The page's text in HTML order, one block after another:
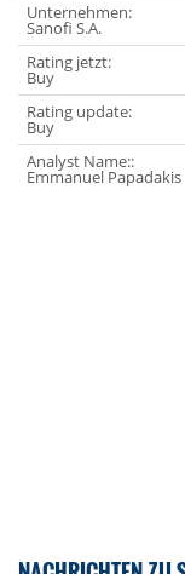
Unternehmen:
Sanofi S.A.
Rating jetzt:
Buy
Rating update:
Buy
Analyst Name::
Emmanuel Papadakis